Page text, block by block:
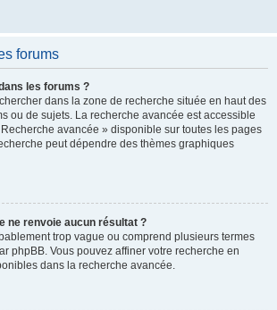
forums
les forums ?
dans la zone de recherche située en haut des
ou de sujets. La recherche avancée est accessible
avancée » disponible sur toutes les pages
peut dépendre des thèmes graphiques
ne renvoie aucun résultat ?
trop vague ou comprend plusieurs termes
phpBB. Vous pouvez affiner votre recherche en
dans la recherche avancée.